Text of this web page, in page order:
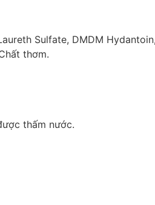
Sulfate, DMDM
thơm.
thấm nước.